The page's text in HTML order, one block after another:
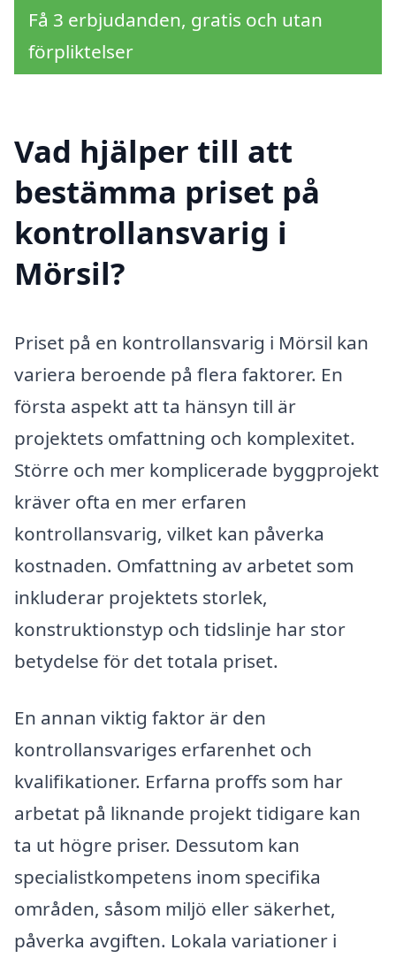
Få 3 erbjudanden, gratis och utan
förpliktelser
Vad hjälper till att
bestämma priset på
kontrollansvarig i
Mörsil?
Priset på en kontrollansvarig i Mörsil kan
variera beroende på flera faktorer. En
första aspekt att ta hänsyn till är
projektets omfattning och komplexitet.
Större och mer komplicerade byggprojekt
kräver ofta en mer erfaren
kontrollansvarig, vilket kan påverka
kostnaden. Omfattning av arbetet som
inkluderar projektets storlek,
konstruktionstyp och tidslinje har stor
betydelse för det totala priset.
En annan viktig faktor är den
kontrollansvariges erfarenhet och
kvalifikationer. Erfarna proffs som har
arbetat på liknande projekt tidigare kan
ta ut högre priser. Dessutom kan
specialistkompetens inom specifika
områden, såsom miljö eller säkerhet,
påverka avgiften. Lokala variationer i